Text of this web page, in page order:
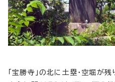
「宝勝寺」の北に土塁・空堀が